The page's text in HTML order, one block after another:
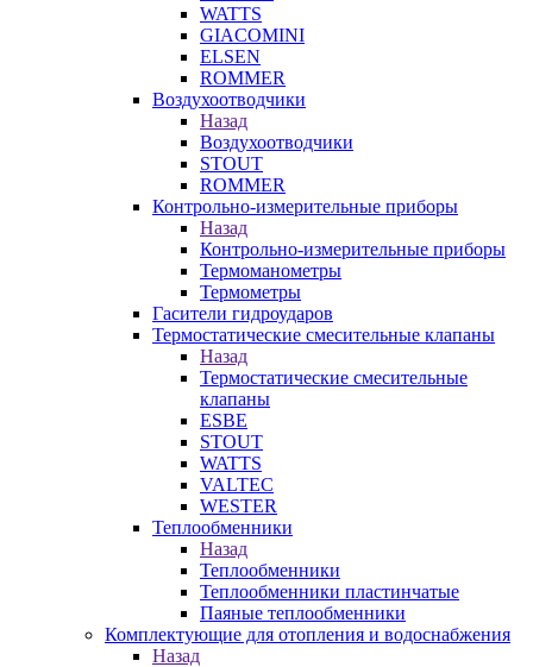
WATTS
GIACOMINI
ELSEN
ROMMER
Воздухоотводчики
Назад
Воздухоотводчики
STOUT
ROMMER
Контрольно-измерительные приборы
Назад
Контрольно-измерительные приборы
Термоманометры
Термометры
Гасители гидроударов
Термостатические смесительные клапаны
Назад
Термостатические смесительные
клапаны
ESBE
STOUT
WATTS
VALTEC
WESTER
Теплообменники
Назад
Теплообменники
Теплообменники пластинчатые
Паяные теплообменники
Комплектующие для отопления и водоснабжения
Назад